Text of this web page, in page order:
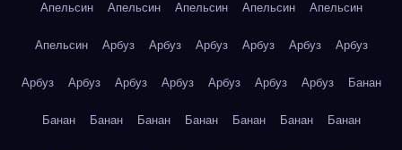
Апельсин Апельсин Апельсин Апельсин Апельсин
Апельсин Арбуз Арбуз Арбуз Арбуз Арбуз Арбуз
Арбуз Арбуз Арбуз Арбуз Арбуз Арбуз Арбуз Банан
Банан Банан Банан Банан Банан Банан Банан